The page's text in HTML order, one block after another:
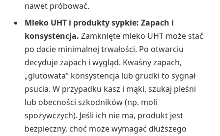
nawet próbować.
Mleko UHT i produkty sypkie: Zapach i
konsystencja. Zamknięte mleko UHT może stać
po dacie minimalnej trwałości. Po otwarciu
decyduje zapach i wygląd. Kwaśny zapach,
„glutowata” konsystencja lub grudki to sygnał
psucia. W przypadku kasz i mąki, szukaj pleśni
lub obecności szkodników (np. moli
spożywczych). Jeśli ich nie ma, produkt jest
bezpieczny, choć może wymagać dłuższego